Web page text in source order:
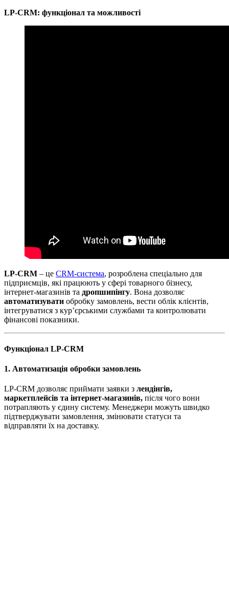
LP-CRM: функціонал та можливості
LP-CRM – це CRM-система, розроблена спеціально для
підприємців, які працюють у сфері товарного бізнесу,
інтернет-магазинів та дропшипінгу. Вона дозволяє
автоматизувати обробку замовлень, вести облік клієнтів,
інтегруватися з кур’єрськими службами та контролювати
фінансові показники.
Функціонал LP-CRM
1. Автоматизація обробки замовлень
LP-CRM дозволяє приймати заявки з лендінгів,
маркетплейсів та інтернет-магазинів, після чого вони
потрапляють у єдину систему. Менеджери можуть швидко
підтверджувати замовлення, змінювати статуси та
відправляти їх на доставку.